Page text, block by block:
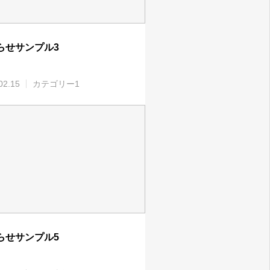
せサンプル3
カテゴリー1
せサンプル5